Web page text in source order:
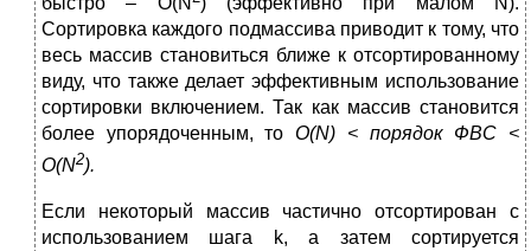
Сортировка каждого подмассива приводит к тому, что
весь массив становиться ближе к отсортированному
виду, что также делает эффективным использование
сортировки включением. Так как массив становится
более упорядоченным, тоО(N) < порядок ФBC <
О(N2).
Если некоторый массив частично отсортирован с
использованием шага k, а затем сортируется